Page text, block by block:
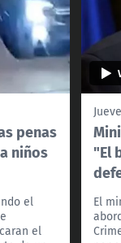
penas
niños
el
el
"El
El